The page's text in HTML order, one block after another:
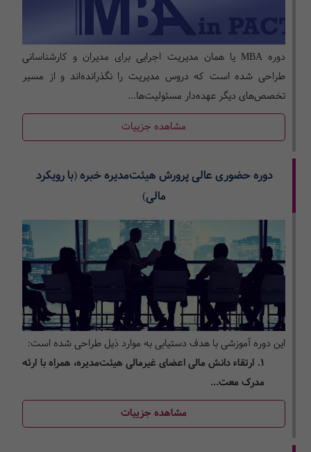
دوره MBA یا همان مدیریت اجرایی برای مدیران و کارشناسانی
طراحی شده است که دروس مدیریت را نگذرانده‌اند و از مسیر
تخصص‌‌های دیگر عهده‌‌دار مسئولیت‌‌ها...
مشاهده جزییات
دوره حضوری عالی پرورش هیئت‌مدیره خبره (با رویکرد
مالی)
این دوره آموزشی با هدف دستیابی به موارد ذیل طراحی شده است:
1. ارتقاء دانش مالی اعضای غیرمالی هیئت‌مدیره، همراه با ارئه
مدرک معت...
مشاهده جزییات